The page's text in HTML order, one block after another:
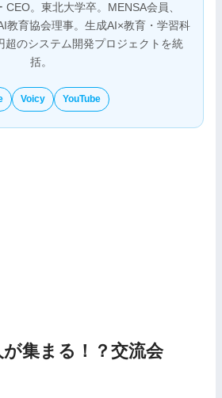
。東北大学卒。MENSA会員、
教育協会理事。生成AI×教育・学習科
超のシステム開発プロジェクトを統
括。
Voicy YouTube
集まる！？交流会